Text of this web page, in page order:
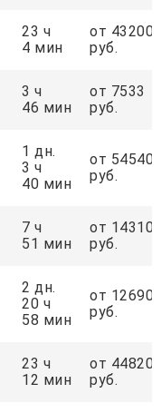
23 ч
4 мин
от 43200
руб.
3 ч
46 мин
от 7533
руб.
1 дн.
3 ч
40 мин
от 54540
руб.
7 ч
51 мин
от 14310
руб.
2 дн.
20 ч
58 мин
от
руб.
23 ч
12 мин
от 44820
руб.